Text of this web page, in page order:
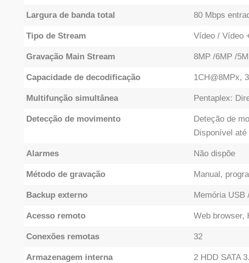
Largura de banda total 80 Mbps
Tipo de Stream Vídeo / Vídeo
Gravação Main Stream 8MP /6MP /
Capacidade de decodificação 1CH@8MPx,
Multifunção simultânea Pentaplex:
Detecção de movimento
Deteção de
Disponível até
Alarmes Não dispõe
Método de gravação Manual,
Backup externo Memória USB
Acesso remoto Web browser,
Conexões remotas 32
Armazenagem interna 2 HDD SATA